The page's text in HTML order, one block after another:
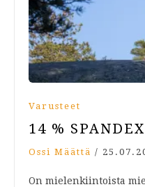
Varusteet
14 %
Ossi Määttä /
On mielenkiintoista